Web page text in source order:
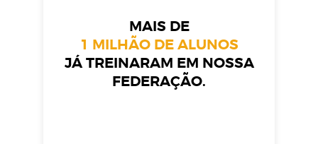
MAIS DE
1 MILHÃO DE ALUNOS
JÁ TREINARAM EM NOSSA
FEDERAÇÃO.